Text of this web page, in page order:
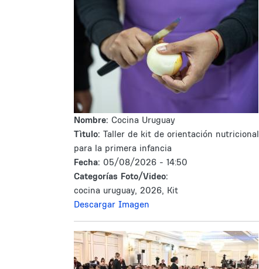
Nombre: Cocina Uruguay
Tìtulo: Taller de kit de orientación nutricional
para la primera infancia
Fecha: 05/08/2026 - 14:50
Categorías Foto/Video:
cocina uruguay, 2026, Kit
Descargar Imagen